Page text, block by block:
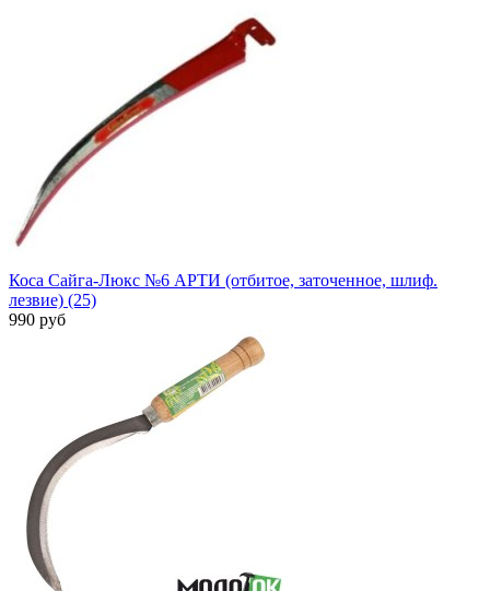
Коса Сайга-Люкс №6 АРТИ (отбитое, заточенное, шлиф.
лезвие) (25)
990 руб